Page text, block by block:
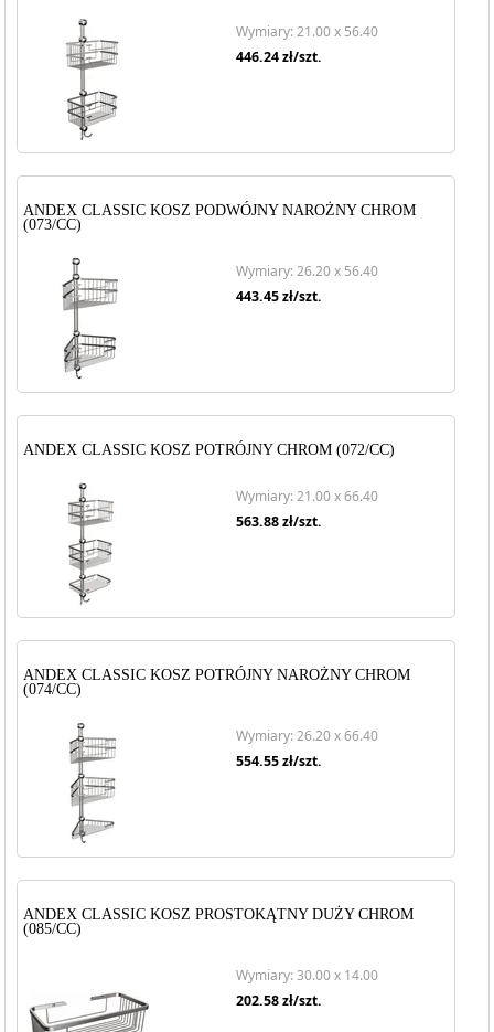
Wymiary: 21.00 x 56.40
446.24zł/szt.
ANDEX CLASSIC KOSZ PODWÓJNY NAROŻNY CHROM
(073/CC)
Wymiary: 26.20 x 56.40
443.45zł/szt.
ANDEX CLASSIC KOSZ POTRÓJNY CHROM (072/CC)
Wymiary: 21.00 x 66.40
563.88zł/szt.
ANDEX CLASSIC KOSZ POTRÓJNY NAROŻNY CHROM
(074/CC)
Wymiary: 26.20 x 66.40
554.55zł/szt.
ANDEX CLASSIC KOSZ PROSTOKĄTNY DUŻY CHROM
(085/CC)
Wymiary: 30.00 x 14.00
202.58zł/szt.